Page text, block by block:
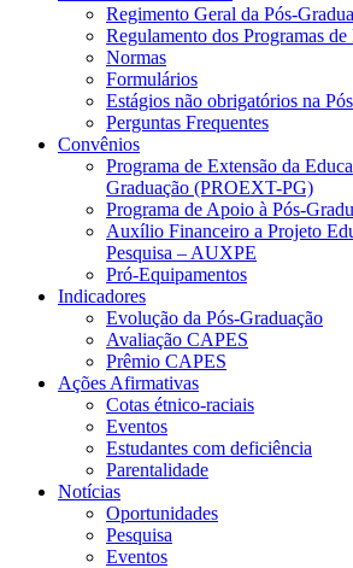
Regimento Geral da Pós-
Regulamento dos Programas de
Normas
Formulários
Estágios não obrigatórios na
Perguntas Frequentes
Convênios
Programa de Extensão da
Graduação (PROEXT-PG)
Programa de Apoio à Pós-
Auxílio Financeiro a Projeto
Pesquisa – AUXPE
Pró-Equipamentos
Indicadores
Evolução da Pós-Graduação
Avaliação CAPES
Prêmio CAPES
Ações Afirmativas
Cotas étnico-raciais
Eventos
Estudantes com deficiência
Parentalidade
Notícias
Oportunidades
Pesquisa
Eventos